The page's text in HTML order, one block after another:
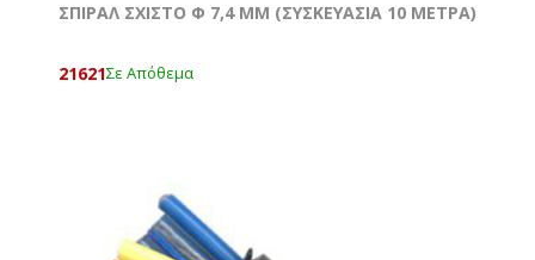
ΣΠΙΡΑΛ ΣΧΙΣΤΟ Φ 7,4 MM (ΣΥΣΚΕΥΑΣΙΑ 10 ΜΕΤΡΑ)
21621Σε Απόθεμα